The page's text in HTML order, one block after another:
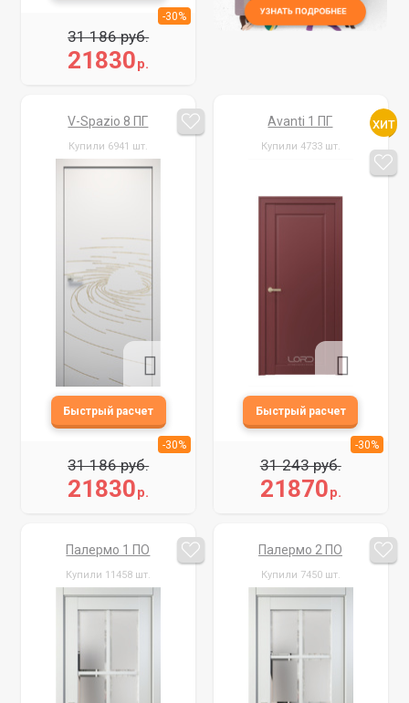
21830р.
31 186 руб.
-30%
V-Spazio 8 ПГ
Купили 6941 шт.
21830р.
31 186 руб.
-30%
Avanti 1 ПГ
Купили 4733 шт.
21870р.
31 243 руб.
-30%
Палермо 1 ПО
Купили 11458 шт.
Палермо 2 ПО
Купили 7450 шт.